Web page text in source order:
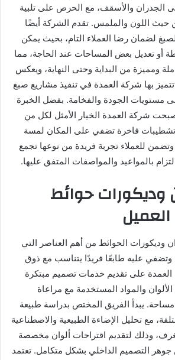
الجدران والأسقف، مع الحرص على تلبية
حيث اللون والملمس. تقدم الشركة أيضًا
لضمان رضا العملاء التام، بحيث يمكن
أو تعديل بعض المساحات عند الحاجة، مما
ومميزة من البداية وحتى النهاية، ويعكس
تتميز بها شركة العمدة في تنفيذ مشاريع صبغ
مستويات الجودة والفخامة. بفضل الخبرة
شركة العمدة الخيار الأمثل لكل من
فاخرة تضفي على المكان لمسة
للعملاء تجربة فريدة من نوعها تجمع
بالمواعيد والمواصفات المتفق عليها.
وديكورات حوائط
وديكورات الحوائط من أهم العناصر التي
عليه طابعًا فريدًا يتناسب مع ذوق
على تقديم خدمات تصميم مبتكرة
والمواد المستخدمة مع مراعاة
مساحة. يبدأ الفريق المختص بدراسة طبيعة
مع تحليل الإضاءة الطبيعية والاصطناعية
وذلك لتقديم اقتراحات ألوان مخصصة
التصميم الداخلي بشكل متكامل. تعتمد